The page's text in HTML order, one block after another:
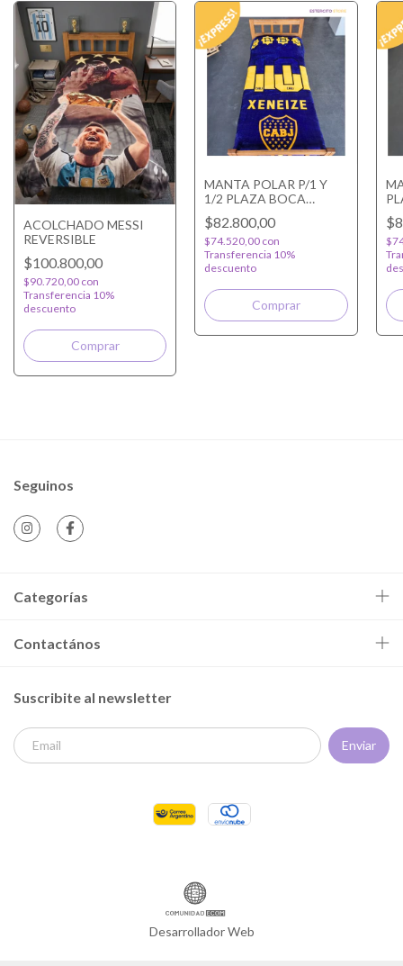
ACOLCHADO MESSI
REVERSIBLE
$100.800,00
$90.720,00 con
Transferencia 10%
descuento
MANTA POLAR P/1 Y
1/2 PLAZA BOCA
JUNIORS
$82.800,00
$74.520,00 con
Transferencia 10%
descuento
Seguinos
Categorías
Contactános
Suscribite al newsletter
Desarrollador Web